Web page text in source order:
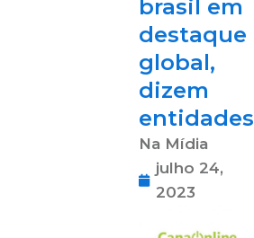
brasil em
destaque
global,
dizem
entidades
Na Mídia
julho 24,
2023